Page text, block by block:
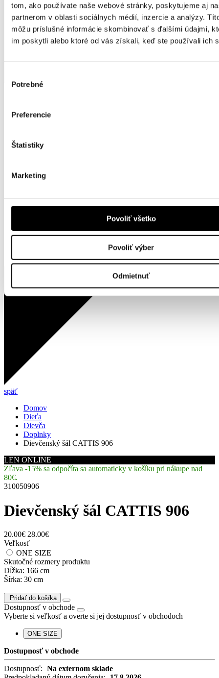
tom, ako používate naše webové stránky, poskytujeme aj
partnerom v oblasti sociálnych médií, inzercie a analýzy.
môžu príslušné informácie skombinovať s ďalšími údajmi,
im poskytli alebo ktoré od vás získali, keď ste používali ich
súhlasu
Potrebné
Preferencie
Štatistiky
Marketing
Povoliť všetko
Povoliť výber
Odmietnuť
späť
Domov
Dieťa
Dievča
Doplnky
Dievčenský šál CATTIS 906
LEN ONLINE
Zľava -15% sa odpočíta sa automaticky v košíku pri nákupe nad
80€.
310050906
Dievčenský šál CATTIS 906
20.00€ 28.00€
Veľkosť
ONE SIZE
Skutočné rozmery produktu
Dĺžka: 166 cm
Šírka: 30 cm
Pridať do košíka
Dostupnosť v obchode
Vyberte si veľkosť a overte si jej dostupnosť v obchodoch
ONE SIZE
Dostupnosť v obchode
Dostupnosť: Na externom sklade